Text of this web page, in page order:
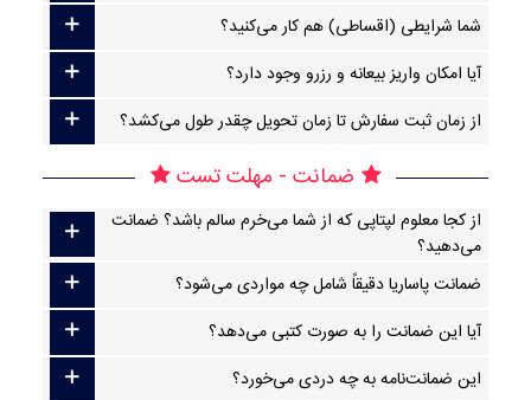
شما شرایطی (اقساطی) هم کار می‌کنید؟
آیا امکان واریز بیعانه و رزرو وجود دارد؟
از زمان ثبت سفارش تا زمان تحویل چقدر طول می‌کشد؟
ضمانت - مهلت تست
از کجا معلوم لپتاپی که از شما می‌خرم سالم باشد؟ ضمانت
می‌دهید؟
ضمانت پاساریا دقیقاً شامل چه مواردی می‌شود؟
آیا این ضمانت را به صورت کتبی می‌دهد؟
این ضمانت‌نامه به چه دردی می‌خورد؟